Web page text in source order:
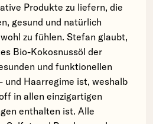
Produkte zu liefern, die
gesund und natürlich
zu fühlen. Stefan glaubt,
Bio-Kokosnussöl der
und funktionellen
und Haarregime ist, weshalb
in allen einzigartigen
enthalten ist. Alle